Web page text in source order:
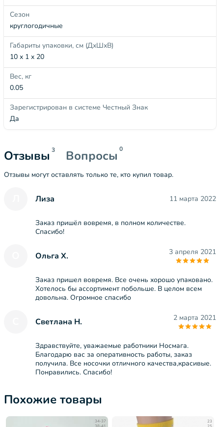
Сезон
круглогодичные
Габариты упаковки, см (ДхШхВ)
10 x 1 x 20
Вес, кг
0.05
Зарегистрирован в системе Честный Знак
Да
Отзывы 3 Вопросы 0
Отзывы могут оставлять только те, кто купил товар.
Лиза 11 марта 2022
Заказ пришёл вовремя, в полном количестве.
Спасибо!
Ольга Х. 3 апреля 2021
Заказ пришел вовремя. Все очень хорошо упаковано.
Хотелось бы ассортимент побольше. В целом всем
довольна. Огромное спасибо
Светлана Н. 2 марта 2021
Здравствуйте, уважаемые работники Носмага.
Благодарю вас за оперативность работы, заказ
получила. Все носочки отличного качества,красивые.
Понравились. Спасибо!
Похожие товары
34-37
23